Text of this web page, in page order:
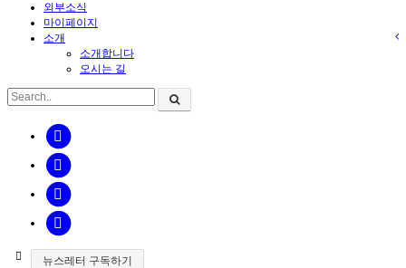
외부소식
마이페이지
소개
소개합니다
오시는 길
뉴스레터 구독하기